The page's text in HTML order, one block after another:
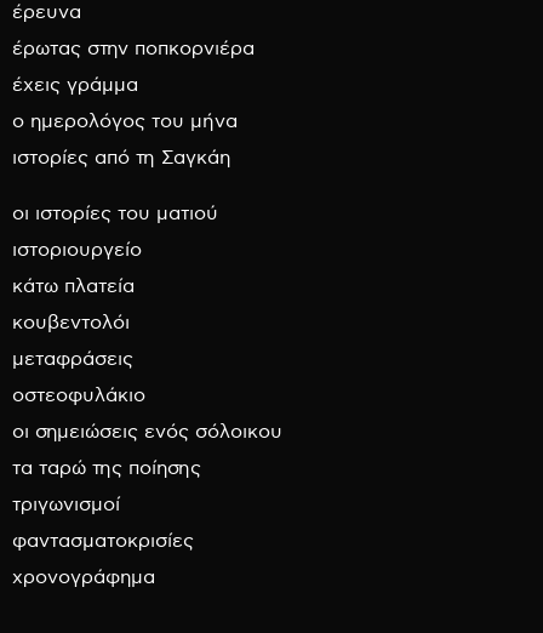
έρευνα
έρωτας στην ποπκορνιέρα
έχεις γράμμα
ο ημερολόγος του μήνα
ιστορίες από τη Σαγκάη
οι ιστορίες του ματιού
ιστοριουργείο
κάτω πλατεία
κουβεντολόι
μεταφράσεις
οστεοφυλάκιο
οι σημειώσεις ενός σόλοικου
τα ταρώ της ποίησης
τριγωνισμοί
φαντασματοκρισίες
χρονογράφημα